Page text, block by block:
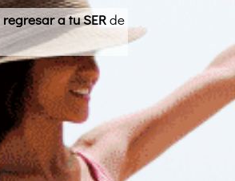
regresar a tu SERde